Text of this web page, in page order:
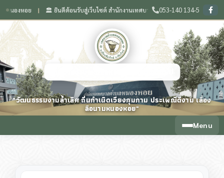
ย ❙ 🏛️ ยินดีต้อนรับสู่เว็บไซต์ สำนักงานเทศบาลตำบลหนองหอย จังหวัดเชียงใหม่
053-140 134-5
"วัฒนธรรมงามล้ำเลิศ ถิ่นกำเนิดเวียงกุมกาม ประเพณีดีงาม เลื่อง
ลือนามหนองหอย"
Menu